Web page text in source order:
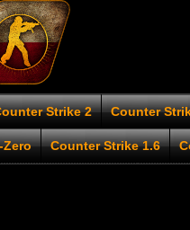
Strike 2 Counter
Zero Counter Strike 1.6